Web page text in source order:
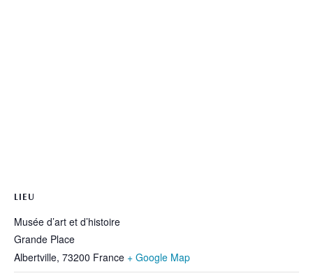
LIEU
Musée d’art et d’histoire
Grande Place
Albertville, 73200 France + Google Map